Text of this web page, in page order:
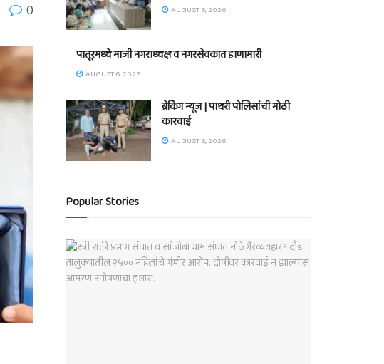
0 AUGUST 6, 2026
पातूरमध्ये माजी नगराध्यक्ष व नगरसेवकात हाणामारी
AUGUST 6, 2026
ब्रेकिंग न्यूज | पाथरी पोलिसांची मोठी
कारवाई
AUGUST 6, 2026
Popular Stories